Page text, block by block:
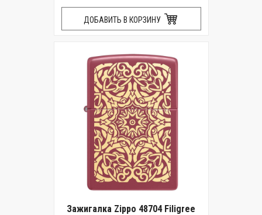
ДОБАВИТЬ В КОРЗИНУ
Зажигалка Zippo 48704 Filigree